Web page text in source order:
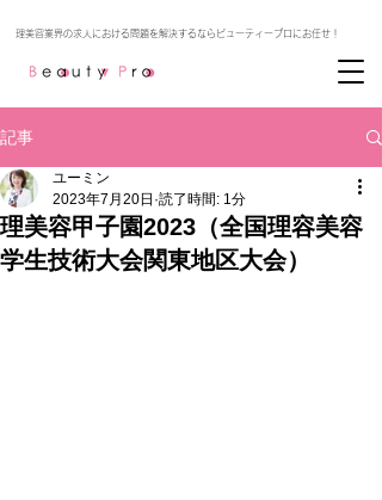
記事
理美容甲子園2023（全国理容美容
学生技術大会関東地区大会）
ユーミン
2023年7月20日 読了時間: 1分